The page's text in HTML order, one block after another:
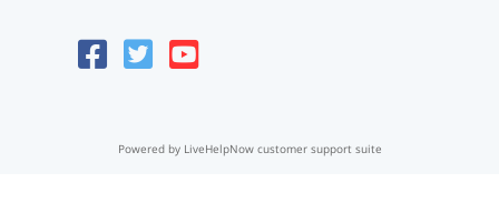
Powered by LiveHelpNow customer support suite